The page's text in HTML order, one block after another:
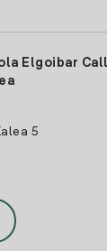
Elgoibar
5